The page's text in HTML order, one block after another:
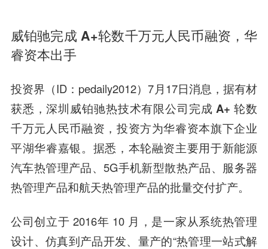
威铂驰完成 A+轮数千万元人民币融资，华
睿资本出手
投资界（ID：pedaily2012）7月17日消息，据有材
获悉，深圳威铂驰热技术有限公司完成 A+ 轮数
千万元人民币融资 ， 投资方为华睿资本旗下企业
平湖华睿嘉银。 据悉，本轮融资主要用于新能源
汽车热管理产品、5G手机新型散热产品、服务器
热管理产品和航天热管理产品的批量交付扩产。
公司创立于 2016年 10 月，是一家从系统热管理
设计、仿真到产品开发、量产的“热管理一站式解